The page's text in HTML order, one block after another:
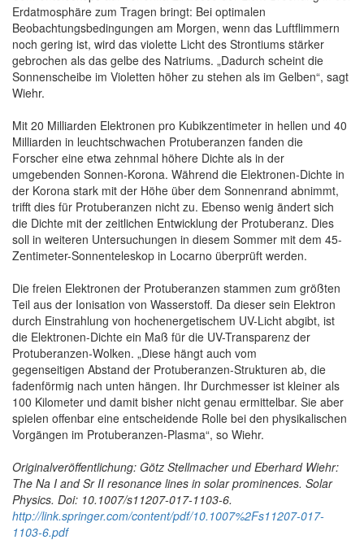
Erdatmosphäre zum Tragen bringt: Bei optimalen
Beobachtungsbedingungen am Morgen, wenn das Luftflimmern
noch gering ist, wird das violette Licht des Strontiums stärker
gebrochen als das gelbe des Natriums. „Dadurch scheint die
Sonnenscheibe im Violetten höher zu stehen als im Gelben“, sagt
Wiehr.
Mit 20 Milliarden Elektronen pro Kubikzentimeter in hellen und 40
Milliarden in leuchtschwachen Protuberanzen fanden die
Forscher eine etwa zehnmal höhere Dichte als in der
umgebenden Sonnen-Korona. Während die Elektronen-Dichte in
der Korona stark mit der Höhe über dem Sonnenrand abnimmt,
trifft dies für Protuberanzen nicht zu. Ebenso wenig ändert sich
die Dichte mit der zeitlichen Entwicklung der Protuberanz. Dies
soll in weiteren Untersuchungen in diesem Sommer mit dem 45-
Zentimeter-Sonnenteleskop in Locarno überprüft werden.
Die freien Elektronen der Protuberanzen stammen zum größten
Teil aus der Ionisation von Wasserstoff. Da dieser sein Elektron
durch Einstrahlung von hochenergetischem UV-Licht abgibt, ist
die Elektronen-Dichte ein Maß für die UV-Transparenz der
Protuberanzen-Wolken. „Diese hängt auch vom
gegenseitigen Abstand der Protuberanzen-Strukturen ab, die
fadenförmig nach unten hängen. Ihr Durchmesser ist kleiner als
100 Kilometer und damit bisher nicht genau ermittelbar. Sie aber
spielen offenbar eine entscheidende Rolle bei den physikalischen
Vorgängen im Protuberanzen-Plasma“, so Wiehr.
Originalveröffentlichung: Götz Stellmacher und Eberhard Wiehr:
The Na I and Sr II resonance lines in solar prominences. Solar
Physics. Doi: 10.1007/s11207-017-1103-6.
http://link.springer.com/content/pdf/10.1007%2Fs11207-017-
1103-6.pdf